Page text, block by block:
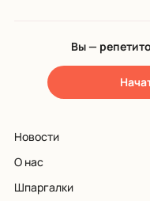
Вы —
Новости
О нас
Шпаргалки